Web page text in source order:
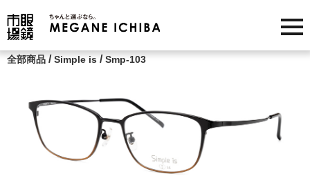
全部商品 /Simple is /Smp-103